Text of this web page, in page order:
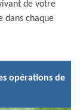
de votre
dans chaque
opérations de